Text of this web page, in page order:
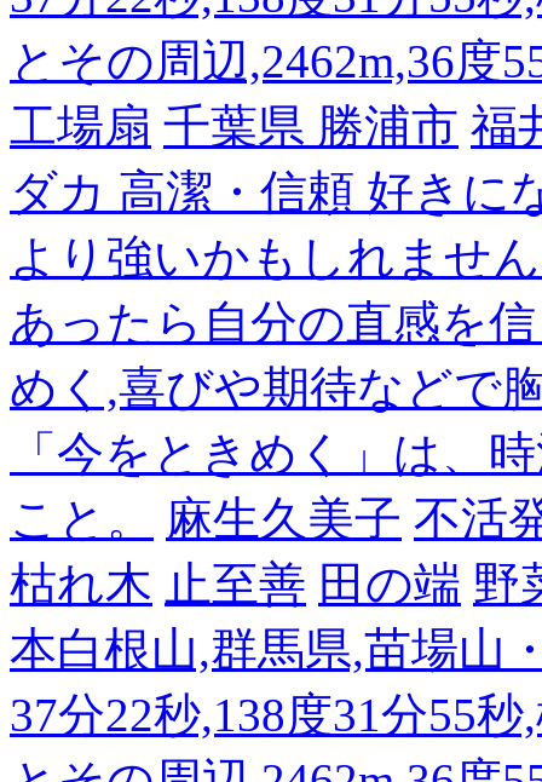
とその周辺,2462m,36度
工場扇 千葉県 勝浦市 福
ダカ 高潔・信頼 好きに
より強いかもしれませ
あったら自分の直感を
めく,喜びや期待などで
「今をときめく」は、
こと。
麻生久美子 不活
枯れ木 止至善 田の端 野
本白根山,群馬県,苗場山
37分22秒,138度31分55秒